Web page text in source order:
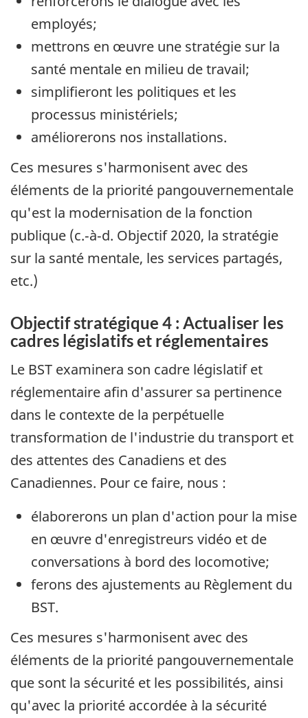
employés;
mettrons en œuvre une stratégie sur la
santé mentale en milieu de travail;
simplifieront les politiques et les
processus ministériels;
améliorerons nos installations.
Ces mesures s'harmonisent avec des
éléments de la priorité pangouvernementale
qu'est la modernisation de la fonction
publique (c.‑à‑d. Objectif 2020, la stratégie
sur la santé mentale, les services partagés,
etc.)
Objectif stratégique 4 : Actualiser les
cadres législatifs et réglementaires
Le BST examinera son cadre législatif et
réglementaire afin d'assurer sa pertinence
dans le contexte de la perpétuelle
transformation de l'industrie du transport et
des attentes des Canadiens et des
Canadiennes. Pour ce faire, nous :
élaborerons un plan d'action pour la mise
en œuvre d'enregistreurs vidéo et de
conversations à bord des locomotive;
ferons des ajustements au Règlement du
BST.
Ces mesures s'harmonisent avec des
éléments de la priorité pangouvernementale
que sont la sécurité et les possibilités, ainsi
qu'avec la priorité accordée à la sécurité